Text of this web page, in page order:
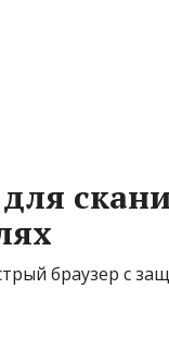
браузер с